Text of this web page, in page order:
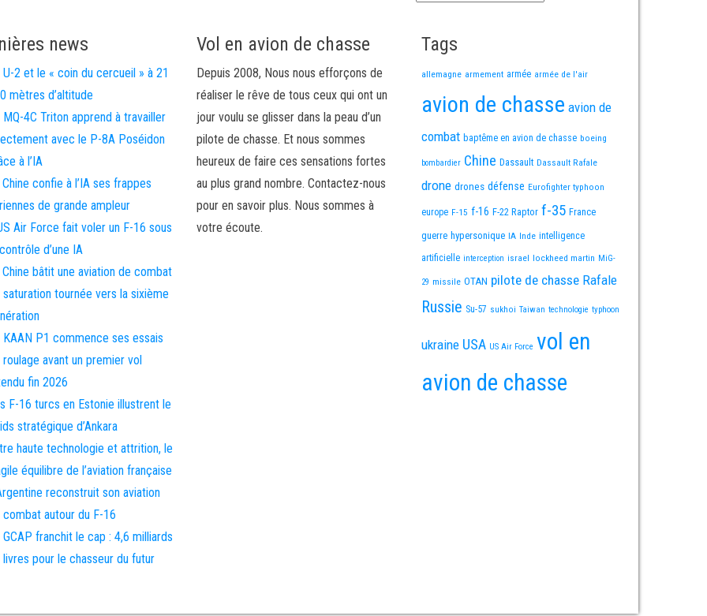
news
U-2 et le « coin du cercueil » à 21
mètres d’altitude
MQ-4C Triton apprend à travailler
avec le P-8A Poséidon
à l’IA
Chine confie à l’IA ses frappes
de grande ampleur
Air Force fait voler un F-16 sous
d’une IA
Chine bâtit une aviation de combat
saturation tournée vers la sixième
KAAN P1 commence ses essais
roulage avant un premier vol
fin 2026
F-16 turcs en Estonie illustrent le
stratégique d’Ankara
haute technologie et attrition, le
équilibre de l’aviation française
reconstruit son aviation
combat autour du F-16
GCAP franchit le cap : 4,6 milliards
livres pour le chasseur du futur
Vol en avion de chasse
Depuis 2008, Nous nous efforçons de
réaliser le rêve de tous ceux qui ont un
jour voulu se glisser dans la peau d’un
pilote de chasse. Et nous sommes
heureux de faire ces sensations fortes
au plus grand nombre. Contactez-nous
pour en savoir plus. Nous sommes à
votre écoute.
Tags
allemagne armement armée armée de l'air
avion de chasse avion de
combat baptême en avion de chasse boeing
bombardier Chine Dassault Dassault Rafale
drone drones défense Eurofighter typhoon
europe F-15 f-16 F-22 Raptor f-35 France
guerre hypersonique IA Inde intelligence
artificielle interception israel lockheed martin MiG-
29 missile OTAN pilote de chasse Rafale
Russie Su-57 sukhoi Taiwan technologie typhoon
ukraine USA US Air Force vol en
avion de chasse